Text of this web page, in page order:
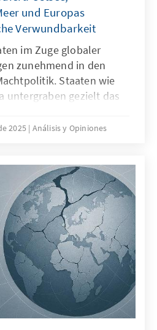
und Europas
Verwundbarkeit
im Zuge globaler
zunehmend in den
Staaten wie
untergraben gezielt das
die als „Lawfare“
Verwundbarkeit, im
demonstriert China,
wird. Beide Fälle
Seerecht unterwandert
Sicherheit,
und die regelbasierte
2025 Análisis y Opiniones